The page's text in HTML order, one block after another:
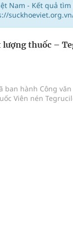
giả và gian lận
khám
Nam - Kết quả
lượng thuốc –
ban hành Công văn
Viên nén